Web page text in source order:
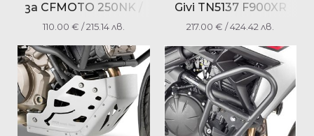
за CFMOTO 250NK /
300NK 2018-2024
110.00 € / 215.14 лв.
Givi TN5137 F900XR
2020 Bmw
217.00 € / 424.42 лв.